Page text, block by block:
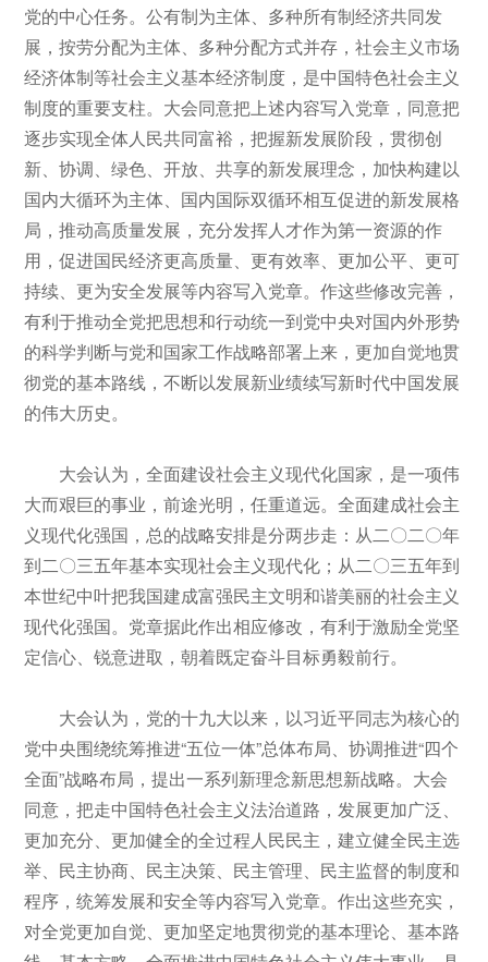
党的中心任务。公有制为主体、多种所有制经济共同发
展，按劳分配为主体、多种分配方式并存，社会主义市场
经济体制等社会主义基本经济制度，是中国特色社会主义
制度的重要支柱。大会同意把上述内容写入党章，同意把
逐步实现全体人民共同富裕，把握新发展阶段，贯彻创
新、协调、绿色、开放、共享的新发展理念，加快构建以
国内大循环为主体、国内国际双循环相互促进的新发展格
局，推动高质量发展，充分发挥人才作为第一资源的作
用，促进国民经济更高质量、更有效率、更加公平、更可
持续、更为安全发展等内容写入党章。作这些修改完善，
有利于推动全党把思想和行动统一到党中央对国内外形势
的科学判断与党和国家工作战略部署上来，更加自觉地贯
彻党的基本路线，不断以发展新业绩续写新时代中国发展
的伟大历史。
大会认为，全面建设社会主义现代化国家，是一项伟
大而艰巨的事业，前途光明，任重道远。全面建成社会主
义现代化强国，总的战略安排是分两步走：从二〇二〇年
到二〇三五年基本实现社会主义现代化；从二〇三五年到
本世纪中叶把我国建成富强民主文明和谐美丽的社会主义
现代化强国。党章据此作出相应修改，有利于激励全党坚
定信心、锐意进取，朝着既定奋斗目标勇毅前行。
大会认为，党的十九大以来，以习近平同志为核心的
党中央围绕统筹推进“五位一体”总体布局、协调推进“四个
全面”战略布局，提出一系列新理念新思想新战略。大会
同意，把走中国特色社会主义法治道路，发展更加广泛、
更加充分、更加健全的全过程人民民主，建立健全民主选
举、民主协商、民主决策、民主管理、民主监督的制度和
程序，统筹发展和安全等内容写入党章。作出这些充实，
对全党更加自觉、更加坚定地贯彻党的基本理论、基本路